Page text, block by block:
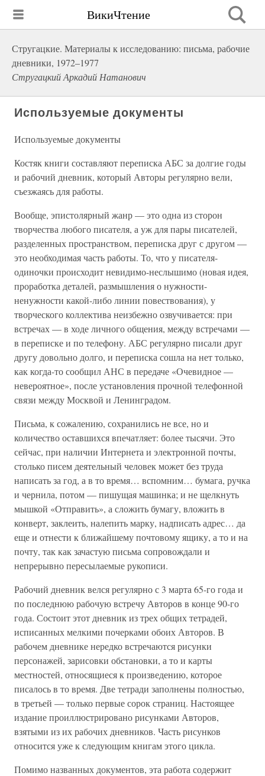
ВикиЧтение
Стругацкие. Материалы к исследованию: письма, рабочие
дневники, 1972–1977
Стругацкий Аркадий Натанович
Используемые документы
Используемые документы
Костяк книги составляют переписка АБС за долгие годы
и рабочий дневник, который Авторы регулярно вели,
съезжаясь для работы.
Вообще, эпистолярный жанр — это одна из сторон
творчества любого писателя, а уж для пары писателей,
разделенных пространством, переписка друг с другом —
это необходимая часть работы. То, что у писателя-
одиночки происходит невидимо-неслышимо (новая идея,
проработка деталей, размышления о нужности-
ненужности какой-либо линии повествования), у
творческого коллектива неизбежно озвучивается: при
встречах — в ходе личного общения, между встречами —
в переписке и по телефону. АБС регулярно писали друг
другу довольно долго, и переписка сошла на нет только,
как когда-то сообщил АНС в передаче «Очевидное —
невероятное», после установления прочной телефонной
связи между Москвой и Ленинградом.
Письма, к сожалению, сохранились не все, но и
количество оставшихся впечатляет: более тысячи. Это
сейчас, при наличии Интернета и электронной почты,
столько писем деятельный человек может без труда
написать за год, а в то время… вспомним… бумага, ручка
и чернила, потом — пишущая машинка; и не щелкнуть
мышкой «Отправить», а сложить бумагу, вложить в
конверт, заклеить, налепить марку, надписать адрес… да
еще и отнести к ближайшему почтовому ящику, а то и на
почту, так как зачастую письма сопровождали и
непрерывно пересылаемые рукописи.
Рабочий дневник велся регулярно с 3 марта 65-го года и
по последнюю рабочую встречу Авторов в конце 90-го
года. Состоит этот дневник из трех общих тетрадей,
исписанных мелкими почерками обоих Авторов. В
рабочем дневнике нередко встречаются рисунки
персонажей, зарисовки обстановки, а то и карты
местностей, относящиеся к произведению, которое
писалось в то время. Две тетради заполнены полностью,
в третьей — только первые сорок страниц. Настоящее
издание проиллюстрировано рисунками Авторов,
взятыми из их рабочих дневников. Часть рисунков
относится уже к следующим книгам этого цикла.
Помимо названных документов, эта работа содержит